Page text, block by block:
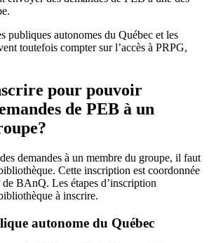
publiques autonomes du Québec et les
toutefois compter sur l’accès à PRPG,
pour pouvoir
de PEB à un
demandes à un membre du groupe, il faut
Cette inscription est coordonnée
BAnQ. Les étapes d’inscription
à inscrire.
autonome du Québec